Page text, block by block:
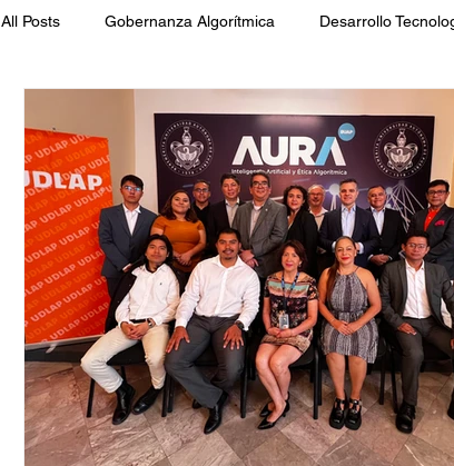
All Posts Gobernanza Algorítmica Desarrollo
Oops! Lo hizo la IA Formación Docentes GuIA